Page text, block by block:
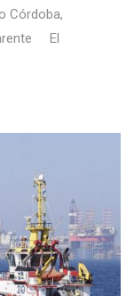
Córdoba,
El